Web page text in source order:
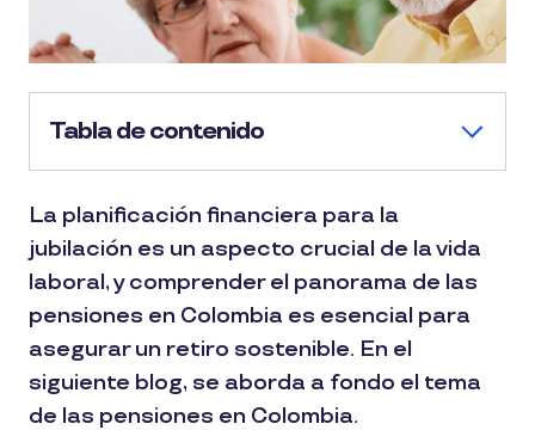
Tabla de contenido
La planificación financiera para la
jubilación es un aspecto crucial de la vida
laboral, y comprender el panorama de las
pensiones en Colombia es esencial para
asegurar un retiro sostenible. En el
siguiente blog, se aborda a fondo el tema
de las pensiones en Colombia.